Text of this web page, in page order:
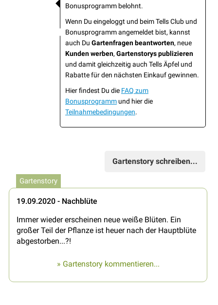
Bonusprogramm belohnt.
Wenn Du eingeloggt und beim Tells Club und
Bonusprogramm angemeldet bist, kannst
auch Du Gartenfragen beantworten, neue
Kunden werben, Gartenstorys publizieren
und damit gleichzeitig auch Tells Äpfel und
Rabatte für den nächsten Einkauf gewinnen.
Hier findest Du die FAQ zum
Bonusprogramm und hier die
Teilnahmebedingungen.
Gartenstory schreiben...
Gartenstory
19.09.2020 - Nachblüte
Immer wieder erscheinen neue weiße Blüten. Ein
großer Teil der Pflanze ist heuer nach der Hauptblüte
abgestorben...?!
» Gartenstory kommentieren...